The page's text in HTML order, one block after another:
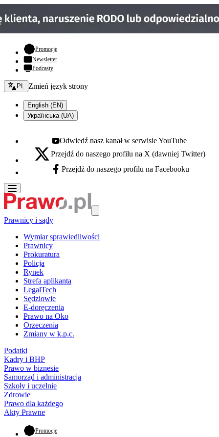
Promocje- otwiera się w nowej karcie
Newsletter
Podcasty
Zmień język - bieżący:
PL Zmień język strony
English (EN)
Українська (UA)
Youtube - otwiera się w nowej karcie
Odwiedź nasz kanał w serwisie YouTube
X - otwiera się w nowej karcie
Przejdź do naszego profilu na X (dawniej Twitter)
Facebook - otwiera się w nowej karcie
Przejdź do naszego profilu na Facebooku
Prawnicy i sądy
Wymiar sprawiedliwości
Prawnicy
Prokuratura
Policja
Rynek
Strefa aplikanta
LegalTech
Sędziowie
E-doręczenia
Prawo na Oko
Orzeczenia
Zmiany w k.p.c.
Podatki
Kadry i BHP
Prawo w biznesie
Samorząd i administracja
Szkoły i uczelnie
Zdrowie
Prawo dla każdego
Akty Prawne
Promocje- otwiera się w nowej karcie